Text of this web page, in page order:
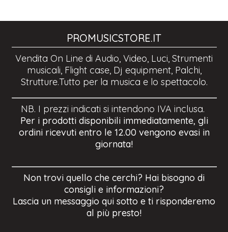
PROMUSICSTORE.IT
Vendita On Line di Audio, Video, Luci, Strumenti
musicali, Flight case, Dj equipment, Palchi,
Strutture.Tutto per la musica e lo spettacolo.
NB. I prezzi indicati si intendono IVA inclusa.
Per i prodotti disponibili immediatamente, gli
ordini ricevuti entro le 12.00 vengono evasi in
giornata!
Non trovi quello che cerchi? Hai bisogno di
consigli e informazioni?
Lascia un messaggio qui sotto e ti risponderemo
al più presto!